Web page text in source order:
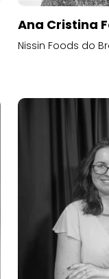
Ana Cristina
Nissin Foods do